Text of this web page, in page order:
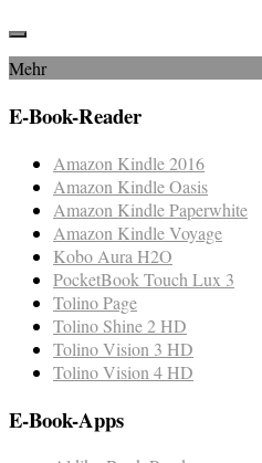
Mehr
E-Book-Reader
Amazon Kindle 2016
Amazon Kindle Oasis
Amazon Kindle Paperwhite
Amazon Kindle Voyage
Kobo Aura H2O
PocketBook Touch Lux 3
Tolino Page
Tolino Shine 2 HD
Tolino Vision 3 HD
Tolino Vision 4 HD
E-Book-Apps